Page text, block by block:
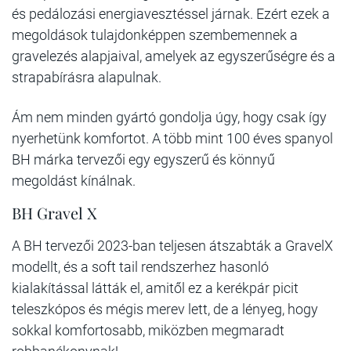
és pedálozási energiavesztéssel járnak. Ezért ezek a
megoldások tulajdonképpen szembemennek a
gravelezés alapjaival, amelyek az egyszerűségre és a
strapabírásra alapulnak.
Ám nem minden gyártó gondolja úgy, hogy csak így
nyerhetünk komfortot. A több mint 100 éves spanyol
BH márka tervezői egy egyszerű és könnyű
megoldást kínálnak.
BH Gravel X
A BH tervezői 2023-ban teljesen átszabták a GravelX
modellt, és a soft tail rendszerhez hasonló
kialakítással látták el, amitől ez a kerékpár picit
teleszkópos és mégis merev lett, de a lényeg, hogy
sokkal komfortosabb, miközben megmaradt